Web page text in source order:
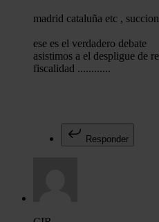
madrid cataluña etc ,
ese es el verdadero debate
asistimos a el despligue de
fiscalidad ............
Responder